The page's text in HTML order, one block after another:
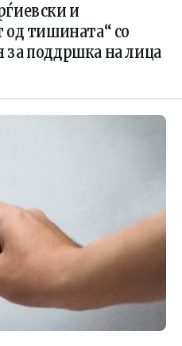
и
од тишината“ со
поддршка на лица